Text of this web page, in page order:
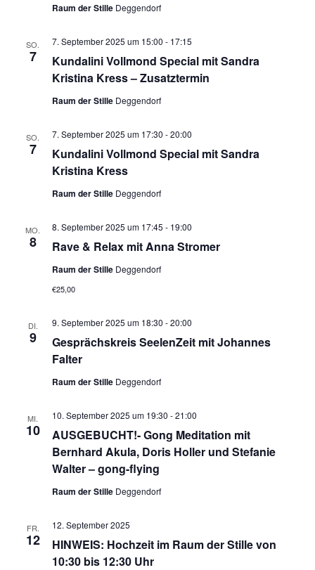
Raum der Stille Deggendorf
SO.
7
Kundalini Vollmond Special mit Sandra
Kristina Kress – Zusatztermin
7. September 2025 um 15:00 - 17:15
Raum der Stille Deggendorf
SO.
7
Kundalini Vollmond Special mit Sandra
Kristina Kress
7. September 2025 um 17:30 -20:00
Raum der Stille Deggendorf
MO.
8 Rave & Relax mit Anna Stromer
8. September 2025 um 17:45 - 19:00
Raum der Stille Deggendorf
€25,00
DI.
9
Gesprächskreis SeelenZeit mit Johannes
Falter
9. September 2025 um 18:30 -20:00
Raum der Stille Deggendorf
MI.
10
AUSGEBUCHT!- Gong Meditation mit
Bernhard Akula, Doris Holler und Stefanie
Walter – gong-flying
10. September 2025 um 19:30 -21:00
Raum der Stille Deggendorf
FR.
12
HINWEIS: Hochzeit im Raum der Stille von
10:30 bis 12:30 Uhr
12. September 2025